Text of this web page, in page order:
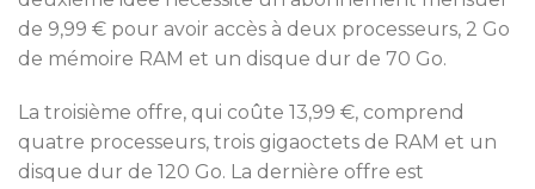
de 9,99 € pour avoir accès à deux processeurs, 2 Go
de mémoire RAM et un disque dur de 70 Go.
La troisième offre, qui coûte 13,99 €, comprend
quatre processeurs, trois gigaoctets de RAM et un
disque dur de 120 Go. La dernière offre est